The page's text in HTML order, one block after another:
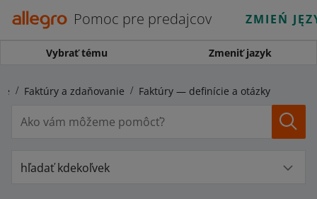
Pomoc pre predajcov ZMIEŃ
Vybrať tému Zmeniť jazyk
Faktúry a zdaňovanie Faktúry — definície a otázky
hľadať kdekoľvek